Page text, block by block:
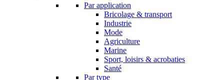
Par application
Bricolage & transport
Industrie
Mode
Agriculture
Marine
Sport, loisirs & acrobaties
Santé
Par type